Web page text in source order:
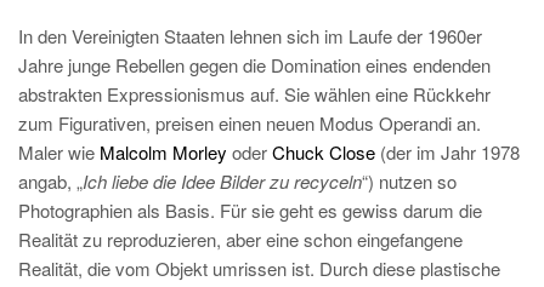
In den Vereinigten Staaten lehnen sich im Laufe der 1960er
Jahre junge Rebellen gegen die Domination eines endenden
abstrakten Expressionismus auf. Sie wählen eine Rückkehr
zum Figurativen, preisen einen neuen Modus Operandi an.
Maler wie Malcolm Morley oderChuck Close (der im Jahr 1978
angab, „Ich liebe die Idee Bilder zu recyceln“) nutzen so
Photographien als Basis. Für sie geht es gewiss darum die
Realität zu reproduzieren, aber eine schon eingefangene
Realität, die vom Objekt umrissen ist. Durch diese plastische